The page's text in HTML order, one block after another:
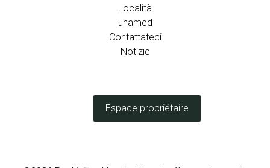
Località
unamed
Contattateci
Notizie
Espace propriétaire